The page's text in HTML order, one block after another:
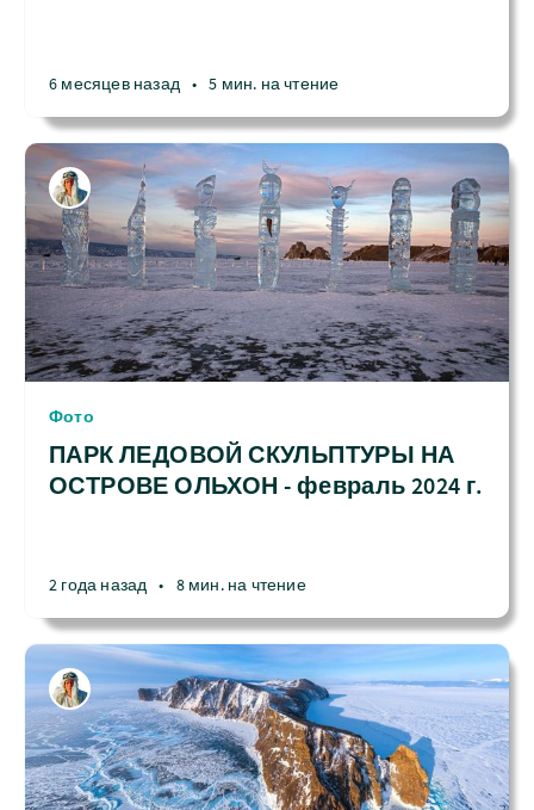
6 месяцев назад • 5 мин. на чтение
Фото
ПАРК ЛЕДОВОЙ СКУЛЬПТУРЫ НА
ОСТРОВЕ ОЛЬХОН - февраль 2024 г.
2 года назад • 8 мин. на чтение